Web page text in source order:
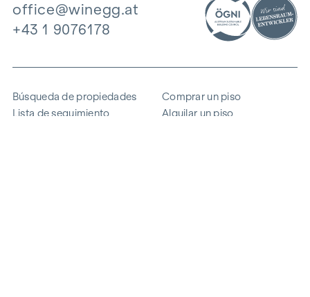
office@winegg.at
+43 1 9076178
Búsqueda de propiedades
Lista de seguimiento
Comprar un piso
Alquilar un piso